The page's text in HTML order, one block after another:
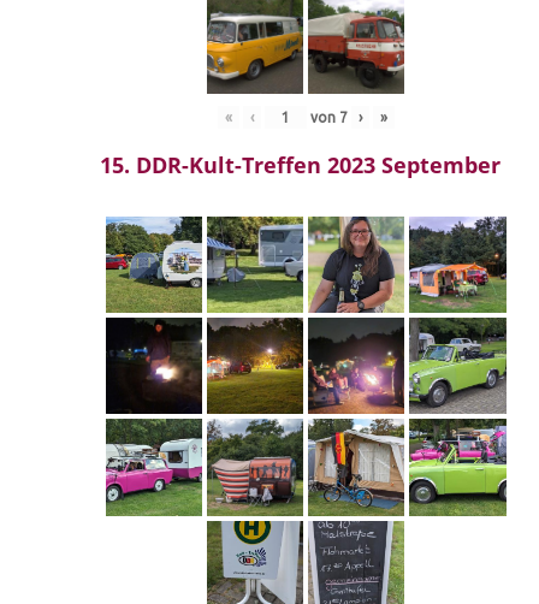
« ‹ von 7 › »
15. DDR-Kult-Treffen 2023 September